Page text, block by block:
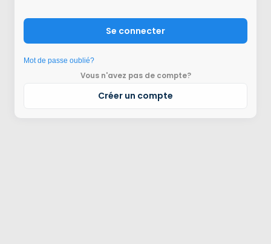
Se connecter
Mot de passe oublié?
Vous n'avez pas de compte?
Créer un compte